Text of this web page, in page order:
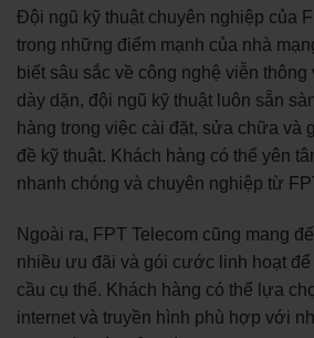
Đội ngũ kỹ thuật chuyên nghiệp của
trong những điểm mạnh của nhà
biết sâu sắc về công nghệ viễn thông
dày dặn, đội ngũ kỹ thuật luôn sẵn
hàng trong việc cài đặt, sửa chữa và
đề kỹ thuật. Khách hàng có thể yên
nhanh chóng và chuyên nghiệp từ
Ngoài ra, FPT Telecom cũng mang
nhiều ưu đãi và gói cước linh hoạt
cầu cụ thể. Khách hàng có thể lựa
internet và truyền hình phù hợp với